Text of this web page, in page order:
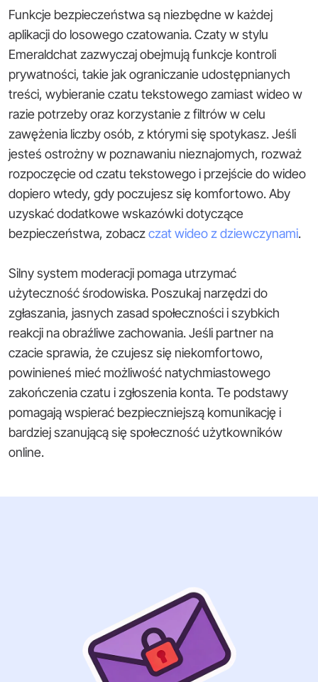
Funkcje bezpieczeństwa są niezbędne w każdej
aplikacji do losowego czatowania. Czaty w stylu
Emeraldchat zazwyczaj obejmują funkcje kontroli
prywatności, takie jak ograniczanie udostępnianych
treści, wybieranie czatu tekstowego zamiast wideo w
razie potrzeby oraz korzystanie z filtrów w celu
zawężenia liczby osób, z którymi się spotykasz. Jeśli
jesteś ostrożny w poznawaniu nieznajomych, rozważ
rozpoczęcie od czatu tekstowego i przejście do wideo
dopiero wtedy, gdy poczujesz się komfortowo. Aby
uzyskać dodatkowe wskazówki dotyczące
bezpieczeństwa, zobaczczat wideo z dziewczynami.
Silny system moderacji pomaga utrzymać
użyteczność środowiska. Poszukaj narzędzi do
zgłaszania, jasnych zasad społeczności i szybkich
reakcji na obraźliwe zachowania. Jeśli partner na
czacie sprawia, że czujesz się niekomfortowo,
powinieneś mieć możliwość natychmiastowego
zakończenia czatu i zgłoszenia konta. Te podstawy
pomagają wspierać bezpieczniejszą komunikację i
bardziej szanującą się społeczność użytkowników
online.